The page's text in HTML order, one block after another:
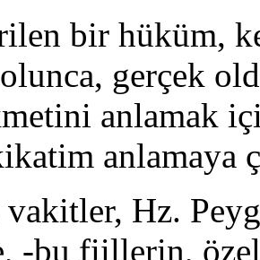
bir hüküm,
gerçek
anlamak
anlama­ya
vakitler, Hz.
-bu fiillerin,